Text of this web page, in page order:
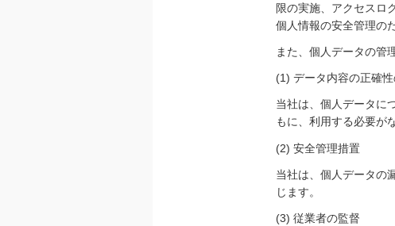
限の実施、アクセスロ
個人情報の安全管理の
また、個人データの管
(1) データ内容の正確
当社は、個人データに
もに、利用する必要が
(2) 安全管理措置
当社は、個人データの
じます。
(3) 従業者の監督